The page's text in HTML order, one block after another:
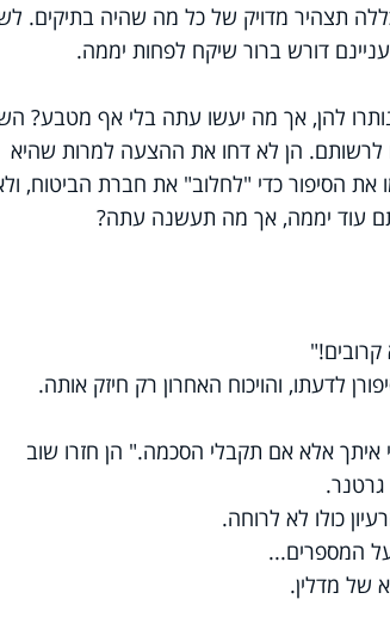
תצהיר מדויק של כל מה שהיה בתיקים.
דורש ברור שיקח לפחות יממה.
נותרו להן, אך מה יעשו עתה בלי אף מטבע?
הן לא דחו את ההצעה למרות שהיא
הסיפור כדי "לחלוב" את חברת הביטוח,
עוד יממה, אך מה תעשנה עתה?
לדעתו, והויכוח האחרון רק חיזק אותה.
איתך אלא אם תקבלי הסכמה." הן חזרו שוב
כולו לא לרוחה.
המספרים...
של מדלין.